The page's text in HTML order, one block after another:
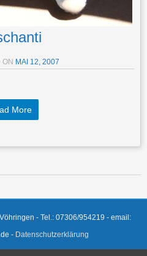
ON MAI 12, 2007
More
- Tel.: 07306/954219 - email:
- Datenschutzerklärung